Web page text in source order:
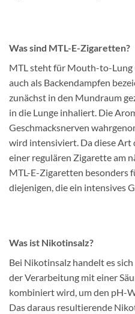
Was sind MTL-E-Zigaretten?
MTL steht für Mouth-to-Lung
auch als Backendampfen
zunächst in den Mundraum
in die Lunge inhaliert. Die
Geschmacksnerven
wird intensiviert. Da diese Art
einer regulären Zigarette am
MTL-E-Zigaretten besonders
diejenigen, die ein intensives
Was ist Nikotinsalz?
Bei Nikotinsalz handelt es
der Verarbeitung mit einer
kombiniert wird, um den pH-
Das daraus resultierende